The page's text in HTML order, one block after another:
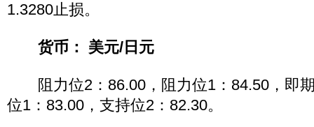
1.3280止损。
货币： 美元/日元
阻力位2：86.00，阻力位1：84.50，即
位1：83.00，支持位2：82.30。